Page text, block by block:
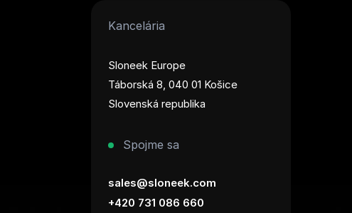
Kancelária
Sloneek Europe
Táborská 8, 040 01 Košice
Slovenská republika
Spojme sa
sales@sloneek.com
+420 731 086 660